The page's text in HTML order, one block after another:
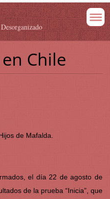
Chile
de Mafalda.
el día 22 de agosto de
de la prueba “Inicia”, que